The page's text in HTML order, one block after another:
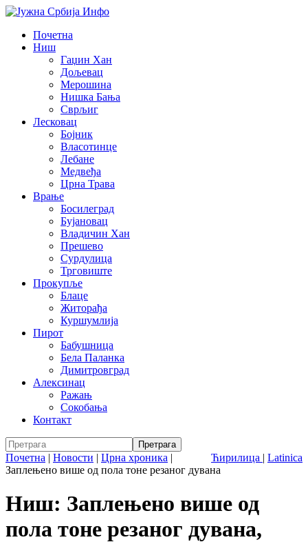
Почетна
Ниш
Гаџин Хан
Дољевац
Мерошина
Нишка Бања
Сврљиг
Лесковац
Бојник
Власотинце
Лебане
Медвеђа
Црна Трава
Врање
Босилеград
Бујановац
Владичин Хан
Прешево
Сурдулица
Трговиште
Прокупље
Блаце
Житорађа
Куршумлија
Пирот
Бабушница
Бела Паланка
Димитровград
Алексинац
Ражањ
Сокобања
Контакт
Ћирилица | Latinica
Почетна | Новости | Црна хроника |
Заплењено више од пола тоне резаног дувана
Ниш: Заплењено више од
пола тоне резаног дувана,